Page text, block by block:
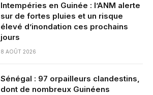
Intempéries en Guinée : l’ANM alerte
sur de fortes pluies et un risque
élevé d’inondation ces prochains
jours
8 AOÛT 2026
Sénégal : 97 orpailleurs clandestins,
dont de nombreux Guinéens